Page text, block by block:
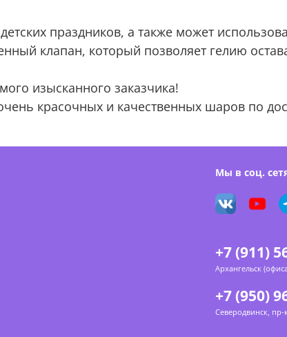
праздников, а также может
клапан, который позволяет гелию
изысканного заказчика!
красочных и качественных шаров по
Мы в соц.
+7 (911)
Архангельск
+7 (950)
Северодвинск, пр-